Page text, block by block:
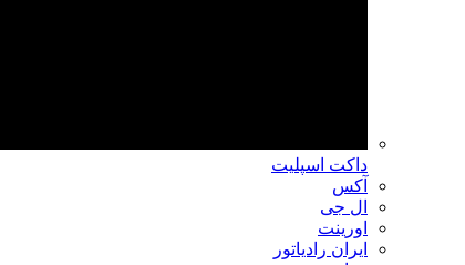
داکت اسپلیت
آکس
ال جی
اورینت
ایران رادیاتور